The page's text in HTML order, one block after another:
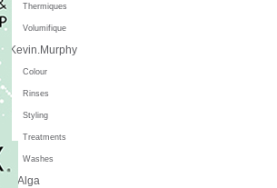
Thermiques
Volumifique
Kevin.Murphy
Colour
Rinses
Styling
Treatments
Washes
L'Alga